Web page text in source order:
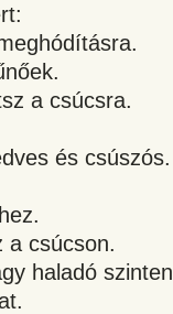
a csúcsra.
és csúszós.
a csúcson.
haladó